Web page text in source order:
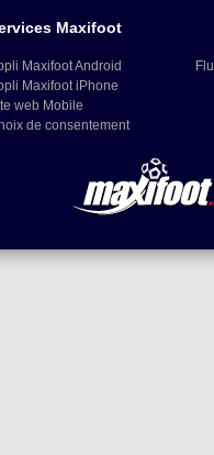
Maxifoot
Maxifoot Android
Maxifoot iPhone
web Mobile
de consentement